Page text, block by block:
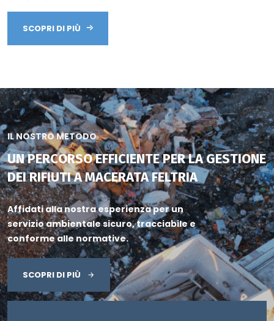
SCOPRI DI PIÙ
IL NOSTRO METODO
UN PERCORSO EFFICIENTE PER LA GESTIONE
DEI RIFIUTI A MACERATA FELTRIA
Affidati alla nostra esperienza per un
servizio ambientale sicuro, tracciabile e
conforme alle normative.
SCOPRI DI PIÙ